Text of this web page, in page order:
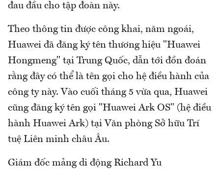
đau đầu cho tập đoàn này.
Theo thông tin được công khai, năm ngoái,
Huawei đã đăng ký tên thương hiệu "Huawei
Hongmeng" tại Trung Quốc, dẫn tới đồn đoán
rằng đây có thể là tên gọi cho hệ điều hành của
công ty này. Vào cuối tháng 5 vừa qua, Huawei
cũng đăng ký tên gọi "Huawei Ark OS" (hệ điều
hành Huawei Ark) tại Văn phòng Sở hữu Trí
tuệ Liên minh châu Âu.
Giám đốc mảng di động Richard Yu